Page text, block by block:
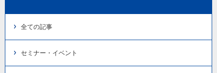
全ての記事
セミナー・イベント